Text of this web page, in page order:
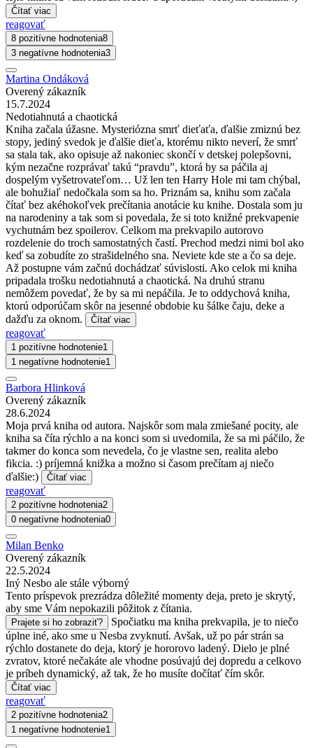
Čítať viac
reagovať
8 pozitívne hodnotenia8
3 negatívne hodnotenia3
Martina Ondáková
Overený zákazník
15.7.2024
Nedotiahnutá a chaotická
Kniha začala úžasne. Mysteriózna smrť dieťaťa, ďalšie zmiznú bez
stopy, jediný svedok je ďalšie dieťa, ktorému nikto neverí, že smrť
sa stala tak, ako opisuje až nakoniec skončí v detskej polepšovni,
kým nezačne rozprávať takú “pravdu”, ktorá by sa páčila aj
dospelým vyšetrovateľom… Už len ten Harry Hole mi tam chýbal,
ale bohužiaľ nedočkala som sa ho. Priznám sa, knihu som začala
čítať bez akéhokoľvek prečítania anotácie ku knihe. Dostala som ju
na narodeniny a tak som si povedala, že si toto knižné prekvapenie
vychutnám bez spoilerov. Celkom ma prekvapilo autorovo
rozdelenie do troch samostatných častí. Prechod medzi nimi bol ako
keď sa zobudíte zo strašidelného sna. Neviete kde ste a čo sa deje.
Až postupne vám začnú dochádzať súvislosti. Ako celok mi kniha
pripadala trošku nedotiahnutá a chaotická. Na druhú stranu
nemôžem povedať, že by sa mi nepáčila. Je to oddychová kniha,
ktorú odporúčam skôr na jesenné obdobie ku šálke čaju, deke a
dažďu za oknom.
Čítať viac
reagovať
1 pozitívne hodnotenie1
1 negatívne hodnotenie1
Barbora Hlinková
Overený zákazník
28.6.2024
Moja prvá kniha od autora. Najskôr som mala zmiešané pocity, ale
kniha sa číta rýchlo a na konci som si uvedomila, že sa mi páčilo, že
takmer do konca som nevedela, čo je vlastne sen, realita alebo
fikcia. :) príjemná knižka a možno si časom prečítam aj niečo
ďalšie:)
Čítať viac
reagovať
2 pozitívne hodnotenia2
0 negatívne hodnotenia0
Milan Benko
Overený zákazník
22.5.2024
Iný Nesbo ale stále výborný
Tento príspevok prezrádza dôležité momenty deja, preto je skrytý,
aby sme Vám nepokazili pôžitok z čítania.
Prajete si ho zobraziť?
Spočiatku ma kniha prekvapila, je to niečo
úplne iné, ako sme u Nesba zvyknutí. Avšak, už po pár strán sa
rýchlo dostanete do deja, ktorý je hororovo ladený. Dielo je plné
zvratov, ktoré nečakáte ale vhodne posúvajú dej dopredu a celkovo
je príbeh dynamický, až tak, že ho musíte dočítať čím skôr.
Čítať viac
reagovať
2 pozitívne hodnotenia2
1 negatívne hodnotenie1